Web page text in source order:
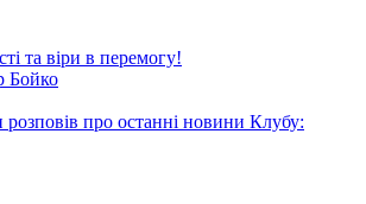
та віри в перемогу!
Бойко
про останні новини Клубу: